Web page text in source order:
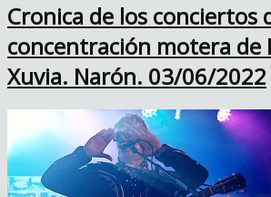
Cronica de los conciertos
concentración motera de
Xuvia. Narón. 03/06/2022